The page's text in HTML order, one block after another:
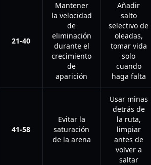
21-40
Mantener
la velocidad
de
eliminación
durante el
crecimiento
de
aparición
Añadir
salto
selectivo de
oleadas,
tomar vida
solo
cuando
haga falta
41-58
Evitar la
saturación
de la arena
Usar minas
detrás de
la ruta,
limpiar
antes de
volver a
saltar